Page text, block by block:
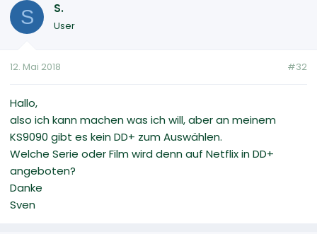
S S.
User
12. Mai 2018 #32
Hallo,
also ich kann machen was ich will, aber an meinem
KS9090 gibt es kein DD+ zum Auswählen.
Welche Serie oder Film wird denn auf Netflix in DD+
angeboten?
Danke
Sven